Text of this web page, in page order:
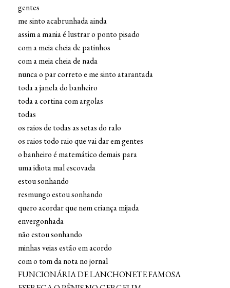
gentes
me sinto acabrunhada ainda
assim a mania é lustrar o ponto pisado
com a meia cheia de patinhos
com a meia cheia de nada
nunca o par correto e me sinto atarantada
toda a janela do banheiro
toda a cortina com argolas
todas
os raios de todas as setas do ralo
os raios todo raio que vai dar em gentes
o banheiro é matemático demais para
uma idiota mal escovada
estou sonhando
resmungo estou sonhando
quero acordar que nem criança mijada
envergonhada
não estou sonhando
minhas veias estão em acordo
com o tom da nota no jornal
FUNCIONÁRIA DE LANCHONETE FAMOSA